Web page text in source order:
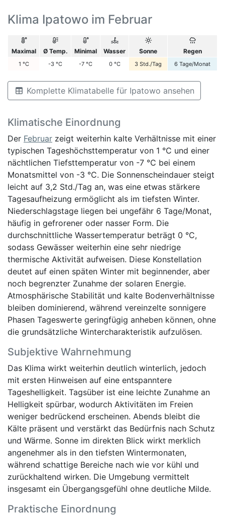
Klima Ipatowo im Februar
Maximal Ø Temp. Minimal Wasser Sonne Regen
1 °C -3 °C -7 °C 0 °C 3 Std./Tag 6 Tage/Monat
Komplette Klimatabelle für Ipatowo ansehen
Klimatische Einordnung
Der Februar zeigt weiterhin kalte Verhältnisse mit einer
typischen Tageshöchsttemperatur von 1 °C und einer
nächtlichen Tiefsttemperatur von -7 °C bei einem
Monatsmittel von -3 °C. Die Sonnenscheindauer steigt
leicht auf 3,2 Std./Tag an, was eine etwas stärkere
Tagesaufheizung ermöglicht als im tiefsten Winter.
Niederschlagstage liegen bei ungefähr 6 Tage/Monat,
häufig in gefrorener oder nasser Form. Die
durchschnittliche Wassertemperatur beträgt 0 °C,
sodass Gewässer weiterhin eine sehr niedrige
thermische Aktivität aufweisen. Diese Konstellation
deutet auf einen späten Winter mit beginnender, aber
noch begrenzter Zunahme der solaren Energie.
Atmosphärische Stabilität und kalte Bodenverhältnisse
bleiben dominierend, während vereinzelte sonnigere
Phasen Tageswerte geringfügig anheben können, ohne
die grundsätzliche Wintercharakteristik aufzulösen.
Subjektive Wahrnehmung
Das Klima wirkt weiterhin deutlich winterlich, jedoch
mit ersten Hinweisen auf eine entspanntere
Tageshelligkeit. Tagsüber ist eine leichte Zunahme an
Helligkeit spürbar, wodurch Aktivitäten im Freien
weniger bedrückend erscheinen. Abends bleibt die
Kälte präsent und verstärkt das Bedürfnis nach Schutz
und Wärme. Sonne im direkten Blick wirkt merklich
angenehmer als in den tiefsten Wintermonaten,
während schattige Bereiche nach wie vor kühl und
zurückhaltend wirken. Die Umgebung vermittelt
insgesamt ein Übergangsgefühl ohne deutliche Milde.
Praktische Einordnung